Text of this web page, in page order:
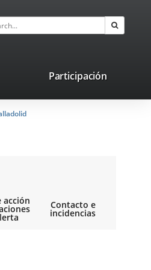
Participación
acción Contacto e
incidencias